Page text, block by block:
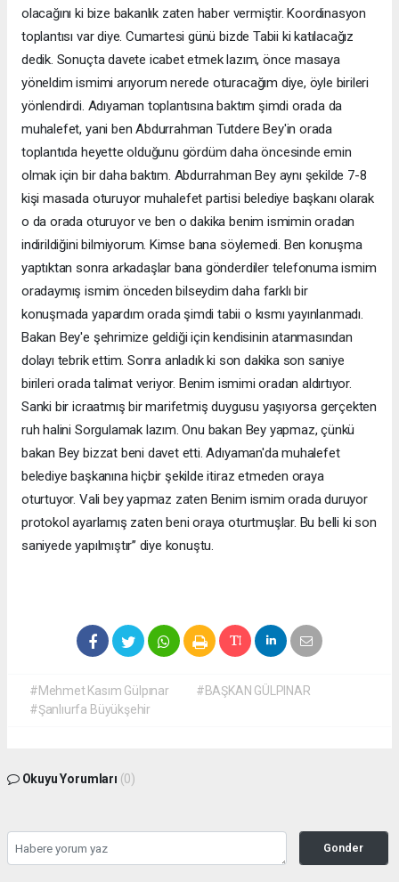
olacağını ki bize bakanlık zaten haber vermiştir. Koordinasyon
toplantısı var diye. Cumartesi günü bizde Tabii ki katılacağız
dedik. Sonuçta davete icabet etmek lazım, önce masaya
yöneldim ismimi arıyorum nerede oturacağım diye, öyle birileri
yönlendirdi. Adıyaman toplantısına baktım şimdi orada da
muhalefet, yani ben Abdurrahman Tutdere Bey'in orada
toplantıda heyette olduğunu gördüm daha öncesinde emin
olmak için bir daha baktım. Abdurrahman Bey aynı şekilde 7-8
kişi masada oturuyor muhalefet partisi belediye başkanı olarak
o da orada oturuyor ve ben o dakika benim ismimin oradan
indirildiğini bilmiyorum. Kimse bana söylemedi. Ben konuşma
yaptıktan sonra arkadaşlar bana gönderdiler telefonuma ismim
oradaymış ismim önceden bilseydim daha farklı bir
konuşmada yapardım orada şimdi tabii o kısmı yayınlanmadı.
Bakan Bey'e şehrimize geldiği için kendisinin atanmasından
dolayı tebrik ettim. Sonra anladık ki son dakika son saniye
birileri orada talimat veriyor. Benim ismimi oradan aldırtıyor.
Sanki bir icraatmış bir marifetmiş duygusu yaşıyorsa gerçekten
ruh halini Sorgulamak lazım. Onu bakan Bey yapmaz, çünkü
bakan Bey bizzat beni davet etti. Adıyaman'da muhalefet
belediye başkanına hiçbir şekilde itiraz etmeden oraya
oturtuyor. Vali bey yapmaz zaten Benim ismim orada duruyor
protokol ayarlamış zaten beni oraya oturtmuşlar. Bu belli ki son
saniyede yapılmıştır’’ diye konuştu.
#Mehmet Kasım Gülpınar
#BAŞKAN GÜLPINAR
#Şanlıurfa Büyükşehir
Okuyu Yorumları (0)
Gonder